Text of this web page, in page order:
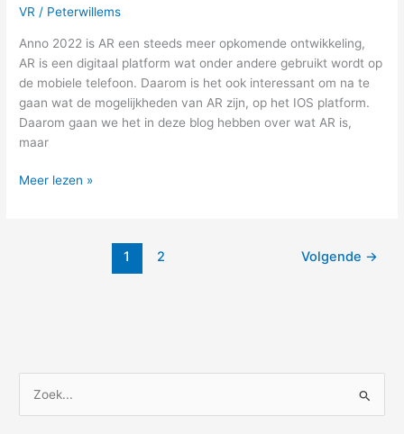
VR / Peterwillems
Anno 2022 is AR een steeds meer opkomende ontwikkeling,
AR is een digitaal platform wat onder andere gebruikt wordt op
de mobiele telefoon. Daarom is het ook interessant om na te
gaan wat de mogelijkheden van AR zijn, op het IOS platform.
Daarom gaan we het in deze blog hebben over wat AR is,
maar
Meer lezen »
1 2 Volgende →